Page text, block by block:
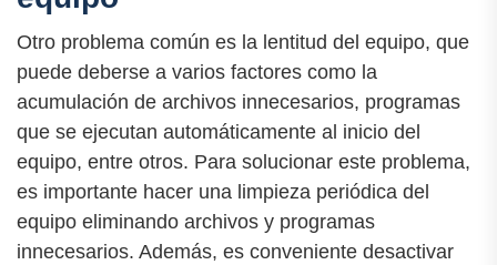
Otro problema común es la lentitud del equipo, que
puede deberse a varios factores como la
acumulación de archivos innecesarios, programas
que se ejecutan automáticamente al inicio del
equipo, entre otros. Para solucionar este problema,
es importante hacer una limpieza periódica del
equipo eliminando archivos y programas
innecesarios. Además, es conveniente desactivar